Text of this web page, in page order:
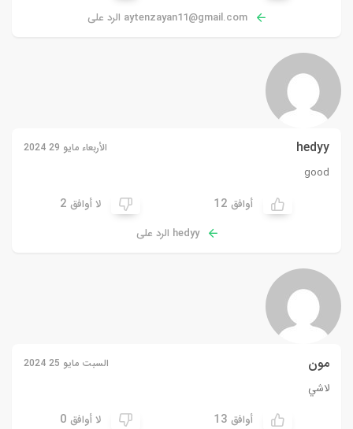
aytenzayan11@gmail.com الرد على
hedyy الأربعاء مايو 29 2024
good
أوافق 12 لا أوافق 2
hedyy الرد على
مون السبت مايو 25 2024
لاشي
أوافق 13 لا أوافق 0